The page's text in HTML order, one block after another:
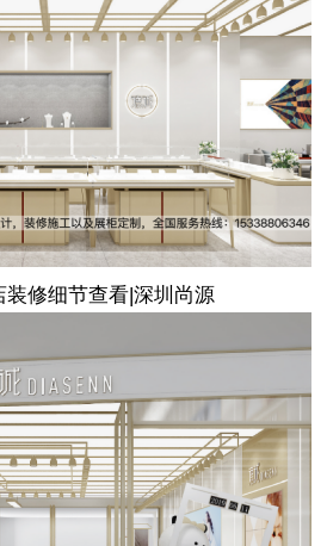
装修细节查看|深圳尚源